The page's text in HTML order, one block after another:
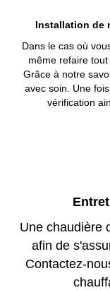
Installation de
Dans le cas où
même refaire tout
Grâce à notre
avec soin. Une
vérification
Une chaudière
afin de
Contactez-